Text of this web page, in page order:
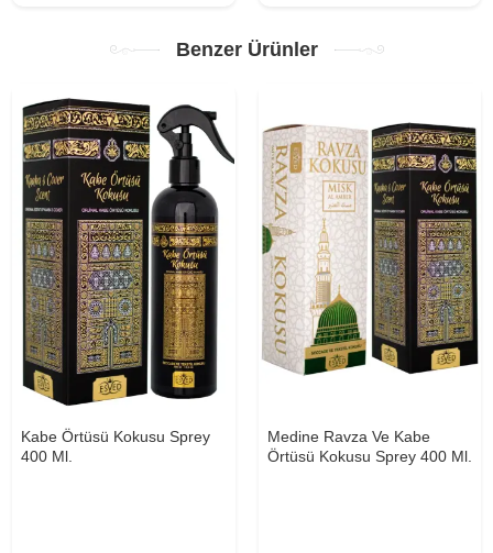
Benzer Ürünler
Kabe Örtüsü Kokusu Sprey
400 Ml.
Medine Ravza Ve Kabe
Örtüsü Kokusu Sprey 400 Ml.